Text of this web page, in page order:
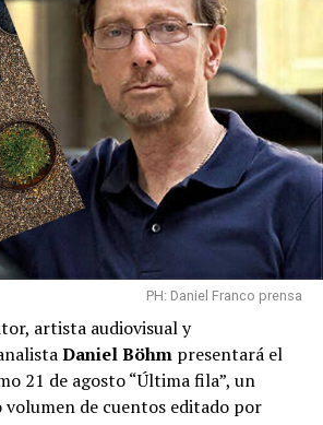
PH: Daniel Franco prensa
artista audiovisual y
Daniel Böhm presentará el
21 de agosto “Última fila”, un
volumen de cuentos editado por